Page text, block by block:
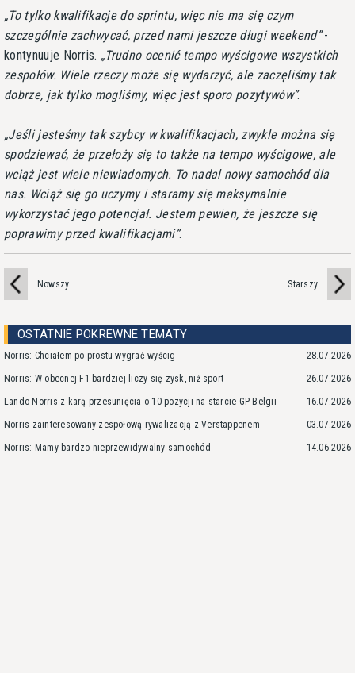
To tylko kwalifikacje do sprintu, więc nie ma się czym
szczególnie zachwycać, przed nami jeszcze długi weekend -
kontynuuje Norris.
Trudno ocenić tempo wyścigowe wszystkich
zespołów. Wiele rzeczy może się wydarzyć, ale zaczęliśmy tak
dobrze, jak tylko mogliśmy, więc jest sporo pozytywów .
Jeśli jesteśmy tak szybcy w kwalifikacjach, zwykle można się
spodziewać, że przełoży się to także na tempo wyścigowe, ale
wciąż jest wiele niewiadomych. To nadal nowy samochód dla
nas. Wciąż się go uczymy i staramy się maksymalnie
wykorzystać jego potencjał. Jestem pewien, że jeszcze się
poprawimy przed kwalifikacjami .
Nowszy Starszy
OSTATNIE POKREWNE TEMATY
Norris: Chciałem po prostu wygrać wyścig 28.07.2026
Norris: W obecnej F1 bardziej liczy się zysk, niż sport 26.07.2026
Lando Norris z karą przesunięcia o 10 pozycji na starcie GP Belgii 16.07.2026
Norris zainteresowany zespołową rywalizacją z Verstappenem 03.07.2026
Norris: Mamy bardzo nieprzewidywalny samochód 14.06.2026